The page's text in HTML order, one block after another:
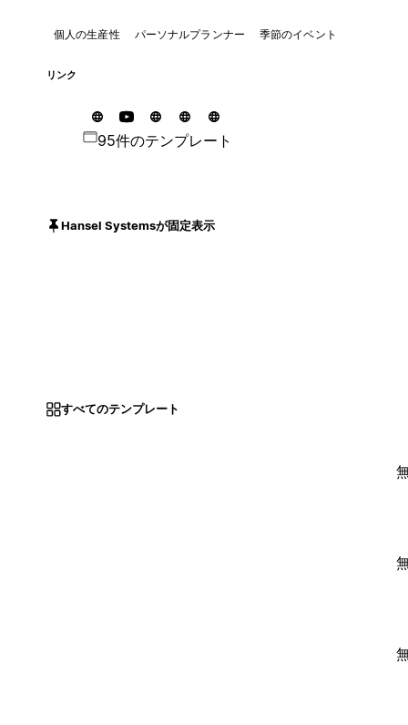
個人の生産性 パーソナルプランナー 季節のイベント
リンク
95件のテンプレート
Hansel Systemsが固定表示
すべてのテンプレート